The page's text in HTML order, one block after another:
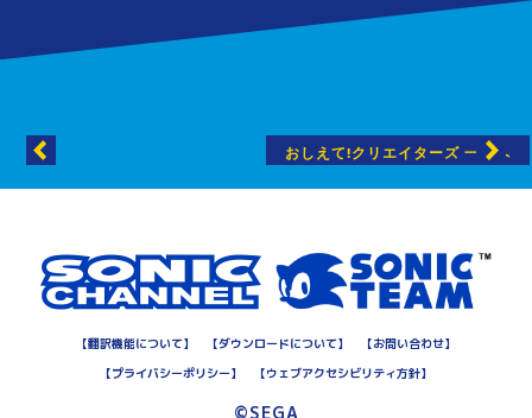
おしえて!クリエイターズ 一覧へ
【翻訳機能について】 【ダウンロードについて】 【お問い合わせ】
【プライバシーポリシー】 【ウェブアクセシビリティ方針】
©SEGA